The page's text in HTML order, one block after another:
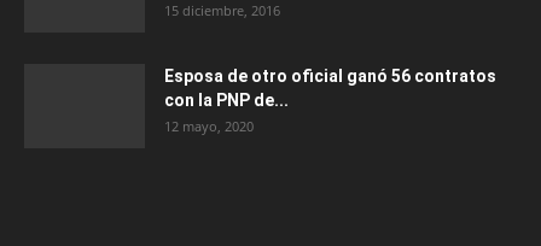
15 diciembre, 2016
Esposa de otro oficial ganó 56 contratos
con la PNP de...
12 mayo, 2020